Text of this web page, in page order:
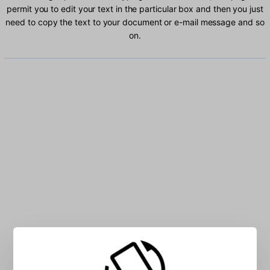
permit you to edit your text in the particular box and then you just
need to copy the text to your document or e-mail message and so
on.
Type German characters into the box: